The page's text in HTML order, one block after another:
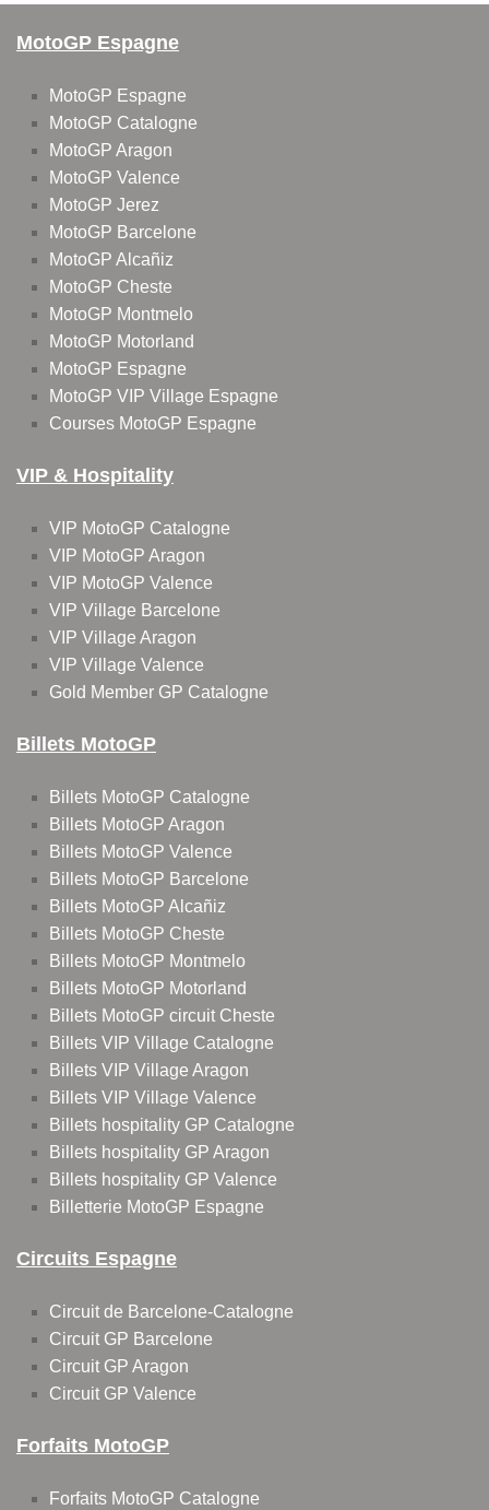
MotoGP Espagne
MotoGP Espagne
MotoGP Catalogne
MotoGP Aragon
MotoGP Valence
MotoGP Jerez
MotoGP Barcelone
MotoGP Alcañiz
MotoGP Cheste
MotoGP Montmelo
MotoGP Motorland
MotoGP Espagne
MotoGP VIP Village Espagne
Courses MotoGP Espagne
VIP & Hospitality
VIP MotoGP Catalogne
VIP MotoGP Aragon
VIP MotoGP Valence
VIP Village Barcelone
VIP Village Aragon
VIP Village Valence
Gold Member GP Catalogne
Billets MotoGP
Billets MotoGP Catalogne
Billets MotoGP Aragon
Billets MotoGP Valence
Billets MotoGP Barcelone
Billets MotoGP Alcañiz
Billets MotoGP Cheste
Billets MotoGP Montmelo
Billets MotoGP Motorland
Billets MotoGP circuit Cheste
Billets VIP Village Catalogne
Billets VIP Village Aragon
Billets VIP Village Valence
Billets hospitality GP Catalogne
Billets hospitality GP Aragon
Billets hospitality GP Valence
Billetterie MotoGP Espagne
Circuits Espagne
Circuit de Barcelone-Catalogne
Circuit GP Barcelone
Circuit GP Aragon
Circuit GP Valence
Forfaits MotoGP
Forfaits MotoGP Catalogne